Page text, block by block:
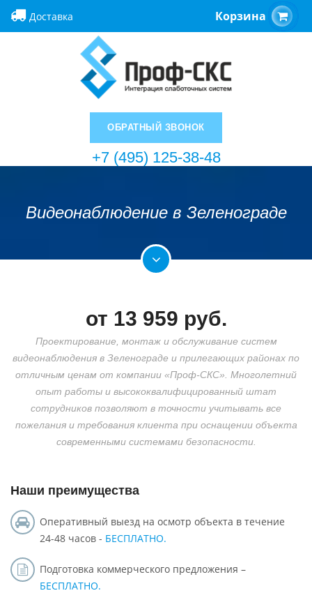
Доставка Корзина
ОБРАТНЫЙ ЗВОНОК
+7 (495) 125-38-48
Видеонаблюдение в Зеленограде
от 13 959 руб.
Проектирование, монтаж и обслуживание систем
видеонаблюдения в Зеленограде и прилегающих районах по
отличным ценам от компании «Проф-СКС». Многолетний
опыт работы и высококвалифицированный штат
сотрудников позволяют в точности учитывать все
пожелания и требования клиента при оснащении объекта
современными системами безопасности.
Наши преимущества
Оперативный выезд на осмотр объекта в течение
24-48 часов - БЕСПЛАТНО.
Подготовка коммерческого предложения –
БЕСПЛАТНО.